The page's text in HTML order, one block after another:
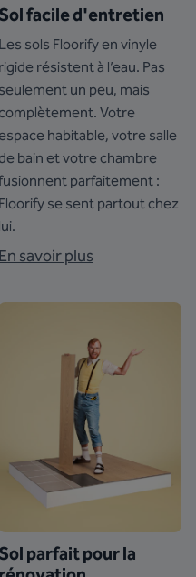
Sol facile d'entretien
Les sols Floorify en vinyle
rigide résistent à l’eau. Pas
seulement un peu, mais
Votre
habitable, votre salle
bain et votre chambre
parfaitement :
Floorify se sent partout chez
lui.
En savoir plus
Sol parfait pour la